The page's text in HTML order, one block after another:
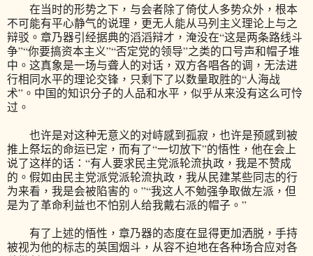
在当时的形势之下，与会者除了倚仗人多势众外，根本
不可能有平心静气的说理，更无人能从马列主义理论上与之
辩驳。章乃器引经据典的滔滔辩才，淹没在“这是两条路线斗
争”“你要搞资本主义”“否定党的领导”之类的口号声和帽子堆
中。这真象是一场与聋人的对话，双方各唱各的调，无法进
行相同水平的理论交锋，只剩下了以数量取胜的“人海战
术”。中国的知识分子的人品和水平，似乎从来没有这么可怜
过。
也许是对这种无意义的对峙感到孤寂，也许是预感到被
推上祭坛的命运已定，而有了“一切放下”的悟性，他在会上
说了这样的话：“有人要求民主党派轮流执政，我是不赞成
的。假如由民主党派党派轮流执政，我从民建某些同志的行
为来看，我是会被陷害的。”“我这人不勉强争取做左派，但
是为了革命利益也不怕别人给我戴右派的帽子。”
有了上述的悟性，章乃器的态度在显得更加洒脱，手持
被视为他的标志的英国烟斗，从容不迫地在各种场合应对各